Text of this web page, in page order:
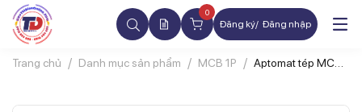
0
Đăng ký Đăng nhập
Trang chủ Danh mục sản phẩm MCB 1P
Aptomat tép MCB